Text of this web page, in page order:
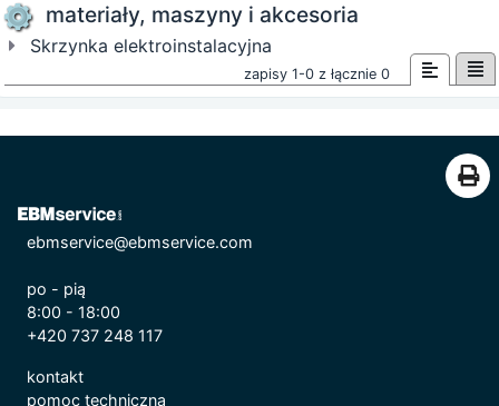
materiały, maszyny i akcesoria
Skrzynka elektroinstalacyjna
zapisy 1-0 z łącznie 0
ebmservice@ebmservice.com
po - pią
8:00 - 18:00
+420 737 248 117
kontakt
pomoc techniczna